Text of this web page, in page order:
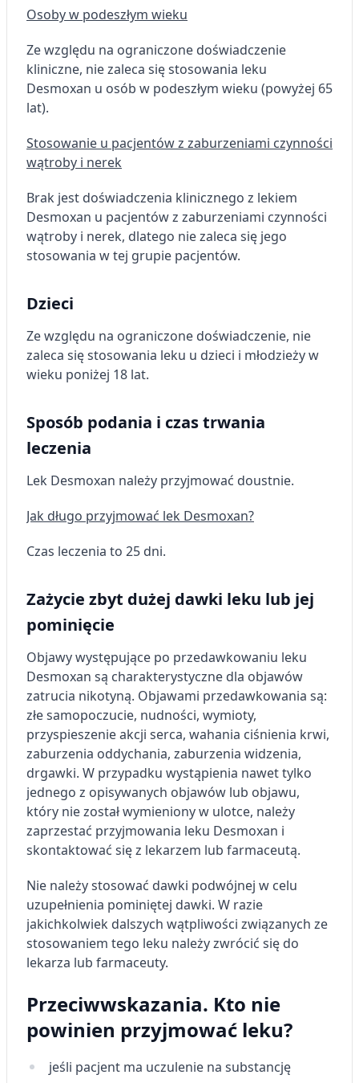
Osoby w podeszłym wieku
Ze względu na ograniczone doświadczenie
kliniczne, nie zaleca się stosowania leku
Desmoxan u osób w podeszłym wieku (powyżej 65
lat).
Stosowanie u pacjentów z zaburzeniami czynności
wątroby i nerek
Brak jest doświadczenia klinicznego z lekiem
Desmoxan u pacjentów z zaburzeniami czynności
wątroby i nerek, dlatego nie zaleca się jego
stosowania w tej grupie pacjentów.
Dzieci
Ze względu na ograniczone doświadczenie, nie
zaleca się stosowania leku u dzieci i młodzieży w
wieku poniżej 18 lat.
Sposób podania i czas trwania
leczenia
Lek Desmoxan należy przyjmować doustnie.
Jak długo przyjmować lek Desmoxan?
Czas leczenia to 25 dni.
Zażycie zbyt dużej dawki leku lub jej
pominięcie
Objawy występujące po przedawkowaniu leku
Desmoxan są charakterystyczne dla objawów
zatrucia nikotyną. Objawami przedawkowania są:
złe samopoczucie, nudności, wymioty,
przyspieszenie akcji serca, wahania ciśnienia krwi,
zaburzenia oddychania, zaburzenia widzenia,
drgawki. W przypadku wystąpienia nawet tylko
jednego z opisywanych objawów lub objawu,
który nie został wymieniony w ulotce, należy
zaprzestać przyjmowania leku Desmoxan i
skontaktować się z lekarzem lub farmaceutą.
Nie należy stosować dawki podwójnej w celu
uzupełnienia pominiętej dawki. W razie
jakichkolwiek dalszych wątpliwości związanych ze
stosowaniem tego leku należy zwrócić się do
lekarza lub farmaceuty.
Przeciwwskazania. Kto nie
powinien przyjmować leku?
jeśli pacjent ma uczulenie na substancję